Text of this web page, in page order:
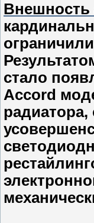
Внешность
стало
Accord